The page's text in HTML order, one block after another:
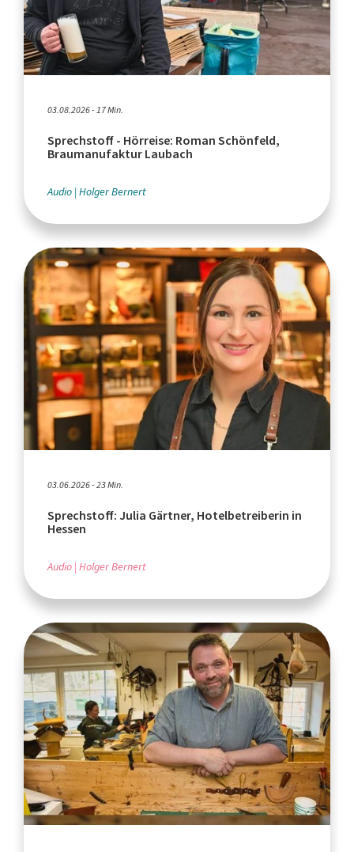
03.08.2026 - 17 Min.
Sprechstoff - Hörreise: Roman Schönfeld,
Braumanufaktur Laubach
Audio Holger Bernert
03.06.2026 - 23 Min.
Sprechstoff: Julia Gärtner, Hotelbetreiberin in
Hessen
Audio Holger Bernert